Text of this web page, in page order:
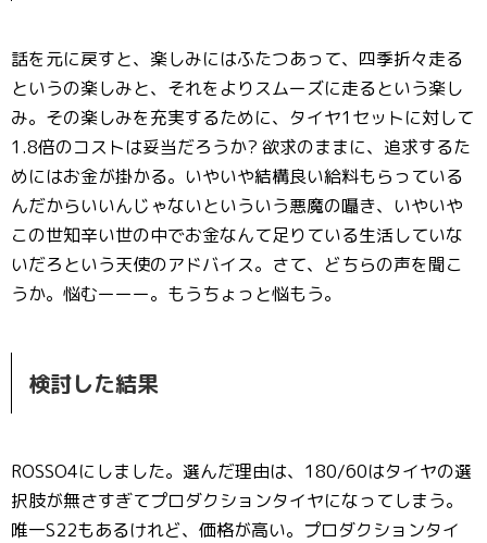
話を元に戻すと、楽しみにはふたつあって、四季折々走る
というの楽しみと、それをよりスムーズに走るという楽し
み。その楽しみを充実するために、タイヤ1セットに対して
1.8倍のコストは妥当だろうか? 欲求のままに、追求するた
めにはお金が掛かる。いやいや結構良い給料もらっている
んだからいいんじゃないといういう悪魔の囁き、いやいや
この世知辛い世の中でお金なんて足りている生活していな
いだろという天使のアドバイス。さて、どちらの声を聞こ
うか。悩むーーー。もうちょっと悩もう。
検討した結果
ROSSO4にしました。選んだ理由は、180/60はタイヤの選
択肢が無さすぎてプロダクションタイヤになってしまう。
唯一S22もあるけれど、価格が高い。プロダクションタイ